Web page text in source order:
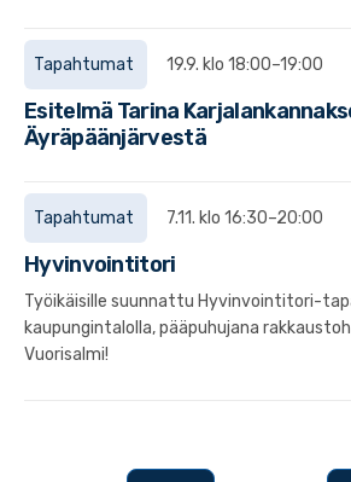
Tapahtumat 19.9. klo 18:00–19:00
Esitelmä Tarina
Äyräpäänjärvestä
Tapahtumat 7.11. klo 16:30–20:00
Hyvinvointitori
Työikäisille suunnattu Hyvinvointitori-
kaupungintalolla, pääpuhujana
Vuorisalmi!